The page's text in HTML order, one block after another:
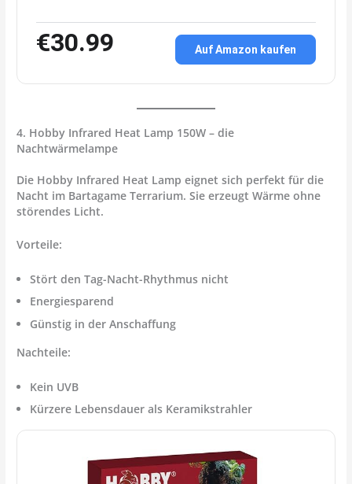
€30.99 Auf Amazon kaufen
4. Hobby Infrared Heat Lamp 150W – die
Nachtwärmelampe
Die Hobby Infrared Heat Lamp eignet sich perfekt für die
Nacht im Bartagame Terrarium. Sie erzeugt Wärme ohne
störendes Licht.
Vorteile:
Stört den Tag-Nacht-Rhythmus nicht
Energiesparend
Günstig in der Anschaffung
Nachteile:
Kein UVB
Kürzere Lebensdauer als Keramikstrahler